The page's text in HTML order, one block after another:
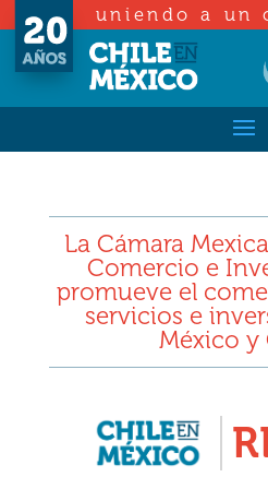
uniendo a un
La Cámara
Comercio e
promueve el
servicios e
México y